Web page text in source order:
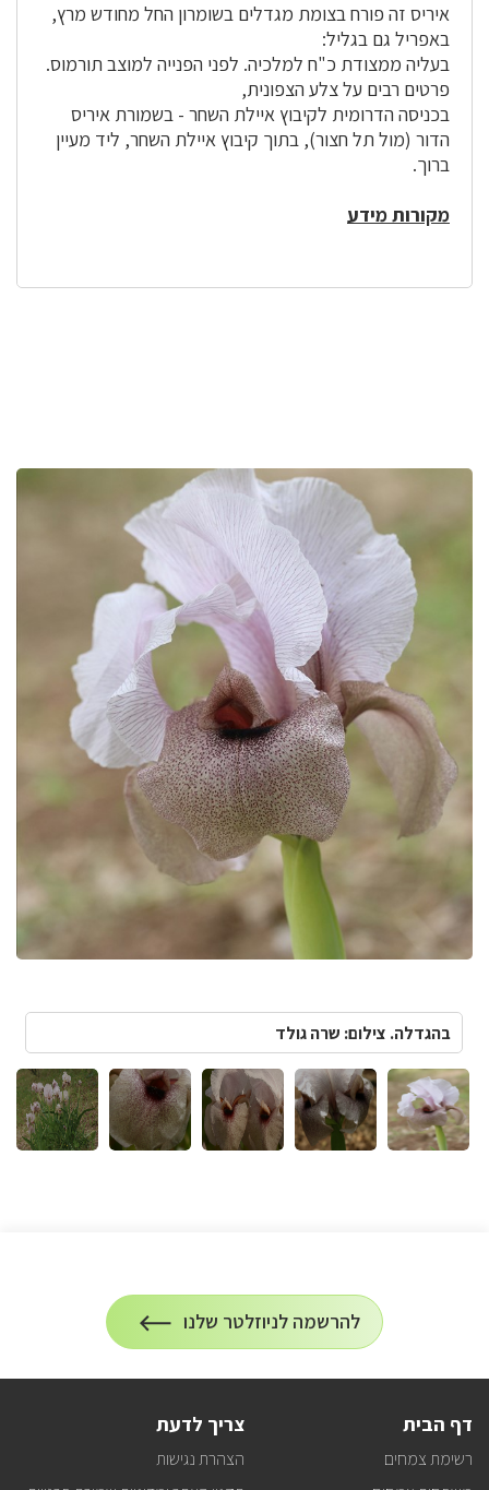
איריס זה פורח בצומת מגדלים בשומרון החל מחודש מרץ,
באפריל גם בגליל:
בעליה ממצודת כ"ח למלכיה. לפני הפנייה למוצב תורמוס.
פרטים רבים על צלע הצפונית,
בכניסה הדרומית לקיבוץ איילת השחר - בשמורת איריס
הדור (מול תל חצור), בתוך קיבוץ איילת השחר, ליד מעיין
ברוך.
מקורות מידע
תמונות
בהגדלה. צילום: שרה גולד
הרשמה
להרשמה לניוזלטר שלנו
על
הרשמה
דף הבית
רשימת צמחים
צריך לדעת
הצהרת נגישות